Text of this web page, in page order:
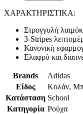
ΧΑΡΑΚΤΗΡΙΣΤΙΚΑ:
Στρογγυλή
3-Stripes
Κανονική
Ελαφρύ και
Brands
Adidas
Είδος
Κολάν,
Κατάσταση School
Κατηγορία Ρούχα